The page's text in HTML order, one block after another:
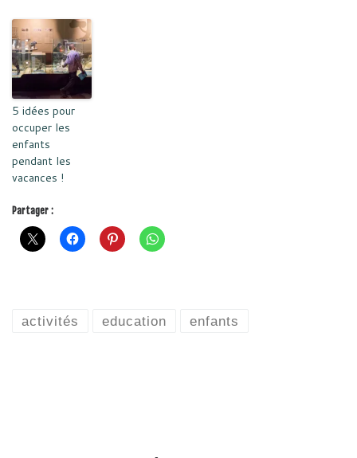
5 idées pour
occuper les
enfants
pendant les
vacances !
Partager :
activités education enfants